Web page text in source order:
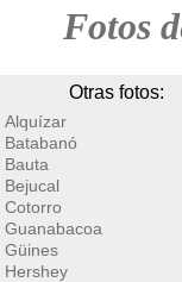
Fotos
Otras fotos:
Alquízar
Batabanó
Bauta
Bejucal
Cotorro
Guanabacoa
Güines
Hershey